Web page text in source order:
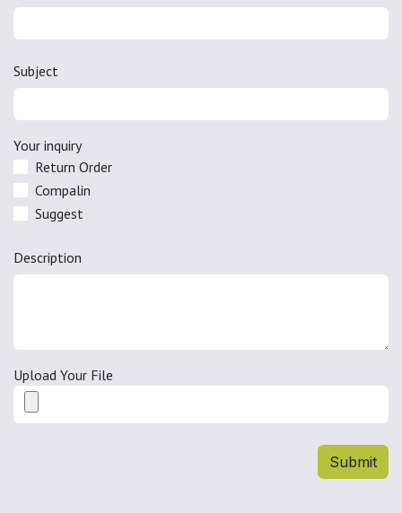
Subject
Your inquiry
Return Order
Compalin
Suggest
Description
Upload Your File
Submit